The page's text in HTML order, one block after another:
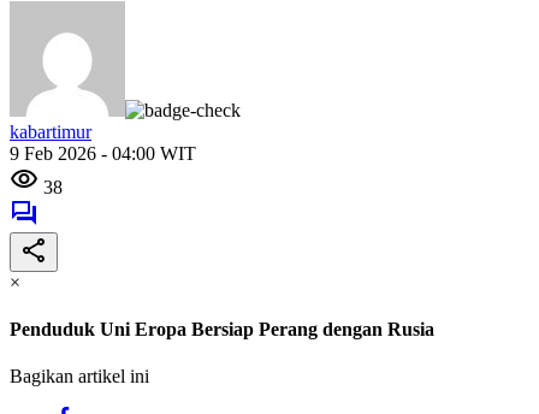
kabartimur
9 Feb 2026 - 04:00 WIT
38
×
Penduduk Uni Eropa Bersiap Perang dengan Rusia
Bagikan artikel ini